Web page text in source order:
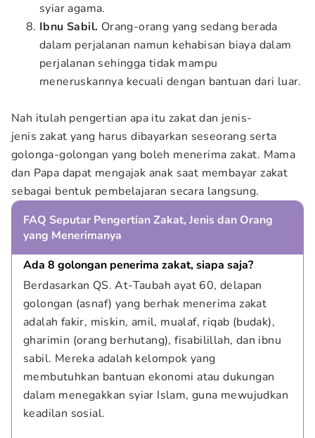
syiar agama.
Ibnu Sabil. Orang-orang yang sedang berada
dalam perjalanan namun kehabisan biaya dalam
perjalanan sehingga tidak mampu
meneruskannya kecuali dengan bantuan dari luar.
Nah itulah pengertian apa itu zakat dan jenis-
jenis zakat yang harus dibayarkan seseorang serta
golonga-golongan yang boleh menerima zakat. Mama
dan Papa dapat mengajak anak saat membayar zakat
sebagai bentuk pembelajaran secara langsung.
FAQ Seputar Pengertian Zakat, Jenis dan Orang
yang Menerimanya
Ada 8 golongan penerima zakat, siapa saja?
Berdasarkan QS. At-Taubah ayat 60, delapan
golongan (asnaf) yang berhak menerima zakat
adalah fakir, miskin, amil, mualaf, riqab (budak),
gharimin (orang berhutang), fisabilillah, dan ibnu
sabil. Mereka adalah kelompok yang
membutuhkan bantuan ekonomi atau dukungan
dalam menegakkan syiar Islam, guna mewujudkan
keadilan sosial.